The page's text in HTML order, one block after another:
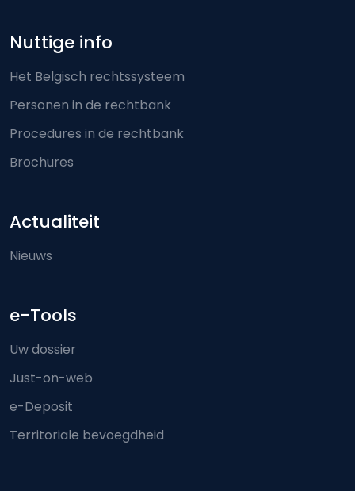
Nuttige info
Het Belgisch rechtssysteem
Personen in de rechtbank
Procedures in de rechtbank
Brochures
Actualiteit
Nieuws
e-Tools
Uw dossier
Just-on-web
e-Deposit
Territoriale bevoegdheid